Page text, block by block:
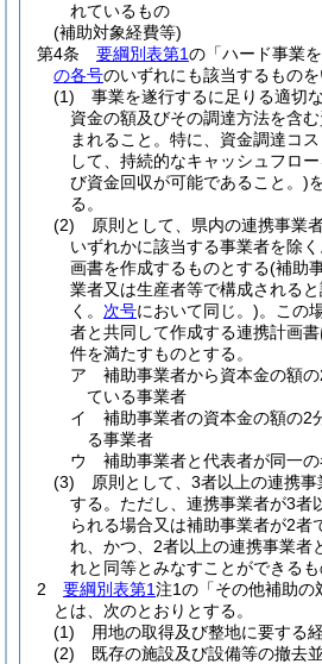
れているもの
(補助対象経費等)
第4条
要綱別表第1の「ハード事業
の各号のいずれにも該当するものを
(1)
事業を遂行するに足りる適切
資金の額及びその調達方法を含
まれること。特に、資金調達コ
して、持続的なキャッシュフロ
び資金回収が可能であること。)
る。
(2)
原則として、県内の連携事業
いずれかに該当する事業者を除
画書を作成するものとする(補助
業者又は生産者等で構成される
く。 次号において同じ。)。
この
者と共同して作成する連携計画書
件を満たすものとする。
ア
補助事業者から資本金の額
ている事業者
イ
補助事業者の資本金の額の2
る事業者
ウ
補助事業者と代表者が同一
(3)
原則として、3者以上の連携
する。 ただし、連携事業者が3者
られる場合又は補助事業者が2者
れ、かつ、2者以上の連携事業者
れと同等とみなすことができるも
2
要綱別表第1注1の「その他補助の
とは、次のとおりとする。
(1)
用地の取得及び整地に要する
(2)
既存の施設及び設備等の撤去